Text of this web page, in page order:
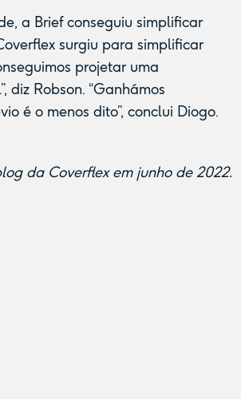
a Brief conseguiu simplificar
surgiu para simplificar
projetar uma
diz Robson. “Ganhámos
é o menos dito”, conclui Diogo.
da Coverflex em junho de 2022.